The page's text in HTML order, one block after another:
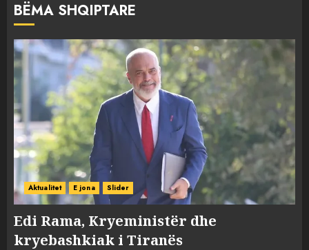
BËMA SHQIPTARE
Aktualitet E jona Slider
Edi Rama, Kryeministër dhe
kryebashkiak i Tiranës